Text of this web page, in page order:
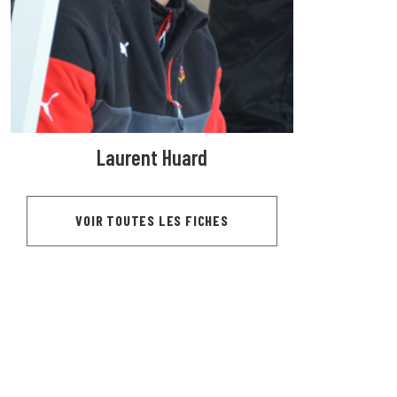
Laurent Huard
VOIR TOUTES LES FICHES